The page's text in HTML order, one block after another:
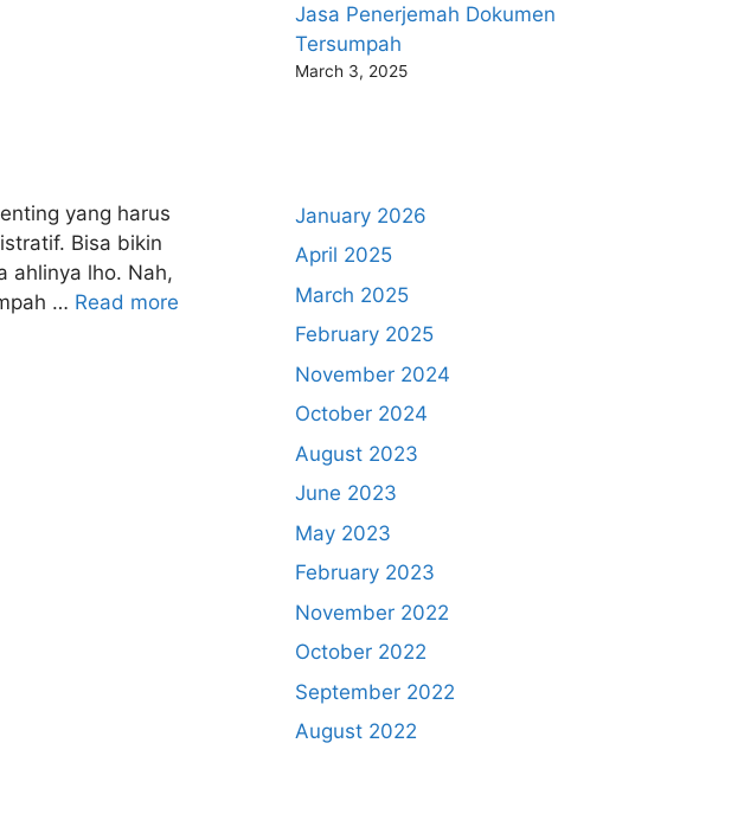
yang harus
Bisa bikin
ahlinya lho. Nah,
… Read more
Jasa Penerjemah Dokumen
Tersumpah
March 3, 2025
January 2026
April 2025
March 2025
February 2025
November 2024
October 2024
August 2023
June 2023
May 2023
February 2023
November 2022
October 2022
September 2022
August 2022